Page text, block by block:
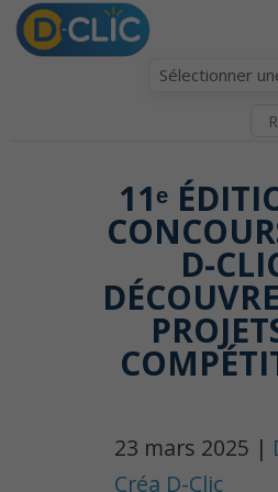
Sélectionner
11ᵉ
D-
23 mars 2025 |
Créa D-Clic